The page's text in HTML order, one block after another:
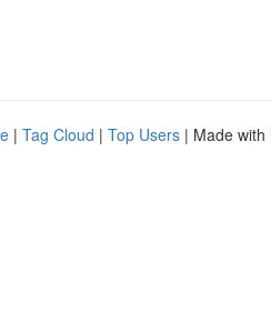
| Tag Cloud | Top Users | Made with